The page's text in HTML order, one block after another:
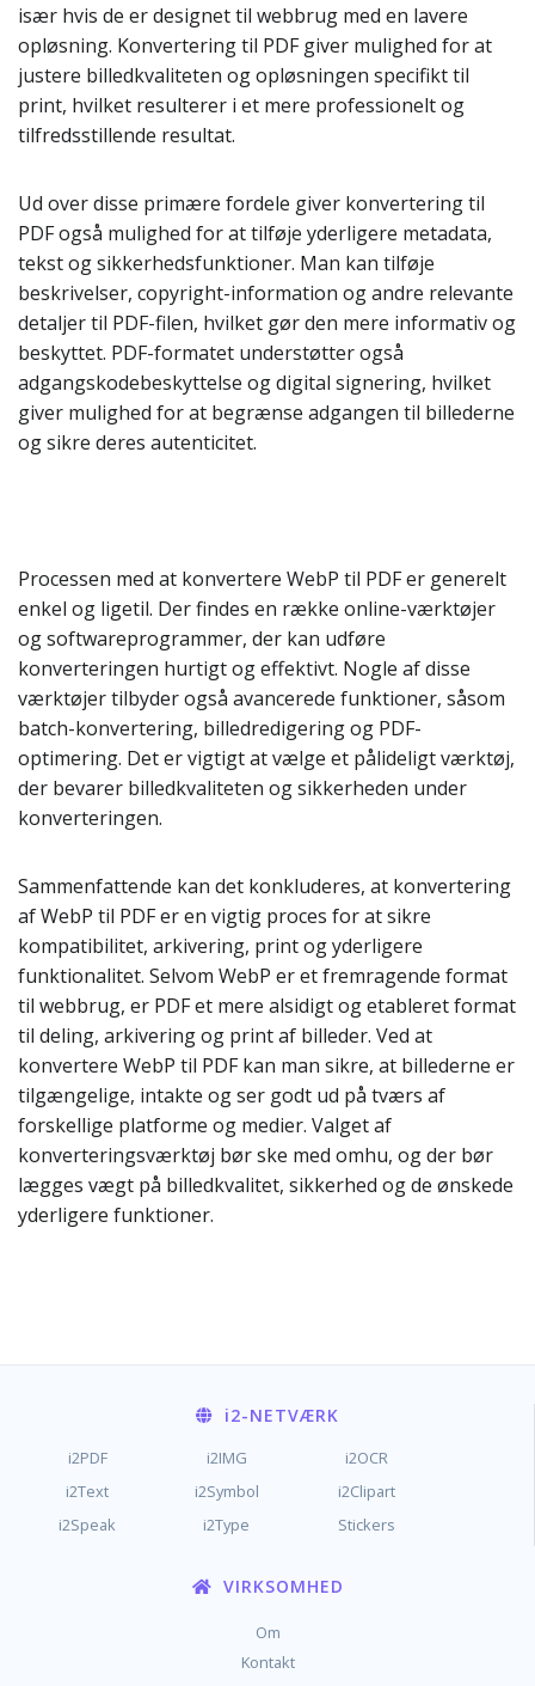
især hvis de er designet til webbrug med en lavere
opløsning. Konvertering til PDF giver mulighed for at
justere billedkvaliteten og opløsningen specifikt til
print, hvilket resulterer i et mere professionelt og
tilfredsstillende resultat.
Ud over disse primære fordele giver konvertering til
PDF også mulighed for at tilføje yderligere metadata,
tekst og sikkerhedsfunktioner. Man kan tilføje
beskrivelser, copyright-information og andre relevante
detaljer til PDF-filen, hvilket gør den mere informativ og
beskyttet. PDF-formatet understøtter også
adgangskodebeskyttelse og digital signering, hvilket
giver mulighed for at begrænse adgangen til billederne
og sikre deres autenticitet.
Processen med at konvertere WebP til PDF er generelt
enkel og ligetil. Der findes en række online-værktøjer
og softwareprogrammer, der kan udføre
konverteringen hurtigt og effektivt. Nogle af disse
værktøjer tilbyder også avancerede funktioner, såsom
batch-konvertering, billedredigering og PDF-
optimering. Det er vigtigt at vælge et pålideligt værktøj,
der bevarer billedkvaliteten og sikkerheden under
konverteringen.
Sammenfattende kan det konkluderes, at konvertering
af WebP til PDF er en vigtig proces for at sikre
kompatibilitet, arkivering, print og yderligere
funktionalitet. Selvom WebP er et fremragende format
til webbrug, er PDF et mere alsidigt og etableret format
til deling, arkivering og print af billeder. Ved at
konvertere WebP til PDF kan man sikre, at billederne er
tilgængelige, intakte og ser godt ud på tværs af
forskellige platforme og medier. Valget af
konverteringsværktøj bør ske med omhu, og der bør
lægges vægt på billedkvalitet, sikkerhed og de ønskede
yderligere funktioner.
i2-NETVÆRK
i2PDF i2IMG
i2OCR
i2Text
i2Symbol
i2Clipart
i2Speak
i2Type Stickers
VIRKSOMHED
Om
Kontakt